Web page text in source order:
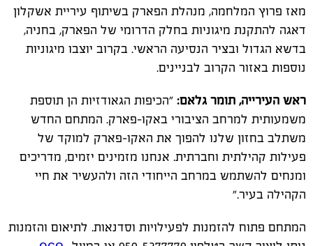
מאז פרוץ המלחמה, מנהלת הפארק בשיתוף עיריית אשקלון
דאגה להתקנת מיגוניות בחלק הדרומי של הפארק, בחניה,
בדשא הגדול ובציר הנסיעה הראשי. בקרוב יוצבו מיגוניות
נוספות באזור הקרוב לבניינים.
ראש העירייה, תומר גלאם: "הכיפות הגאודזיות הן תוספת
משמעותית למרחב הציבורי באקו-פארק. המתחם החדש
משתלב בחזון שלנו להפוך את האקו-פארק למוקד של
פעילות קהילתית וחברתית. אנחנו מזמינים יזמים, מדריכים
ומנחים להשתמש במרחב הייחודי הזה ולהעשיר את חיי
הקהילה בעיר."
המתחם פתוח להזמנות לפעילויות וסדנאות. לתיאום והזמנות